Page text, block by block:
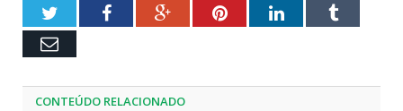
TwitterFacebookGoogle+PinterestLinkedInTumblr
Email
CONTEÚDO RELACIONADO